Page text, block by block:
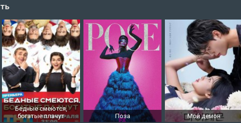
Бедные смеются,
богатые плачут
Поза Мой демон